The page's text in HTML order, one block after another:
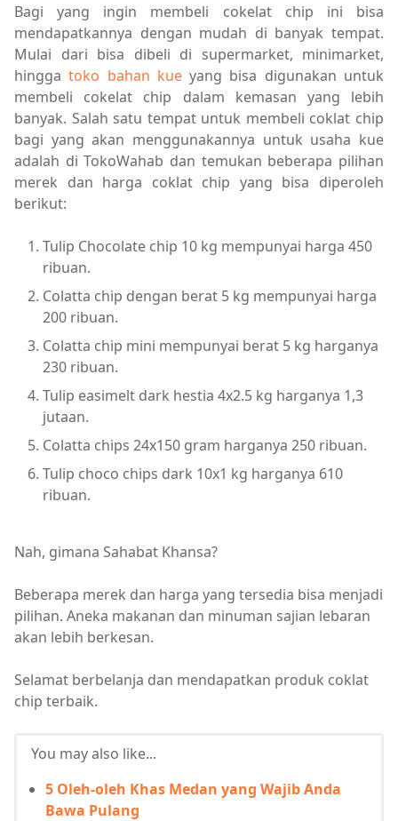
Bagi yang ingin membeli cokelat chip ini bisa
mendapatkannya dengan mudah di banyak tempat.
Mulai dari bisa dibeli di supermarket, minimarket,
hinggatoko bahan kueyang bisa digunakan untuk
membeli cokelat chip dalam kemasan yang lebih
banyak. Salah satu tempat untuk membeli coklat chip
bagi yang akan menggunakannya untuk usaha kue
adalah di TokoWahab dan temukan beberapa pilihan
merek dan harga coklat chip yang bisa diperoleh
berikut:
Tulip Chocolate chip 10 kg mempunyai harga 450
ribuan.
Colatta chip dengan berat 5 kg mempunyai harga
200 ribuan.
Colatta chip mini mempunyai berat 5 kg harganya
230 ribuan.
Tulip easimelt dark hestia 4x2.5 kg harganya 1,3
jutaan.
Colatta chips 24x150 gram harganya 250 ribuan.
Tulip choco chips dark 10x1 kg harganya 610
ribuan.
Nah, gimana Sahabat Khansa?
Beberapa merek dan harga yang tersedia bisa menjadi
pilihan. Aneka makanan dan minuman sajian lebaran
akan lebih berkesan.
Selamat berbelanja dan mendapatkan produk coklat
chip terbaik.
You may also like...
5 Oleh-oleh Khas Medan yang Wajib Anda
Bawa Pulang